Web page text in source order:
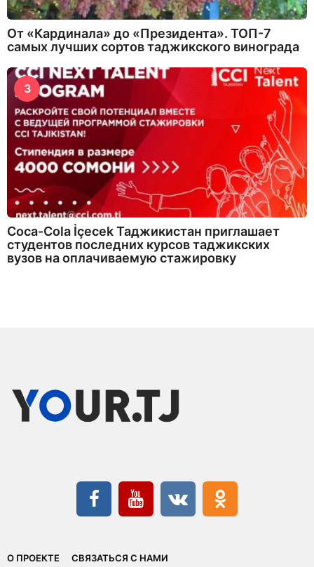
От «Кардинала» до «Президента». ТОП-7
самых лучших сортов таджикского винограда
3
Coca-Cola İçecek Таджикистан приглашает
студентов последних курсов таджикских
вузов на оплачиваемую стажировку
О ПРОЕКТЕ СВЯЗАТЬСЯ С НАМИ